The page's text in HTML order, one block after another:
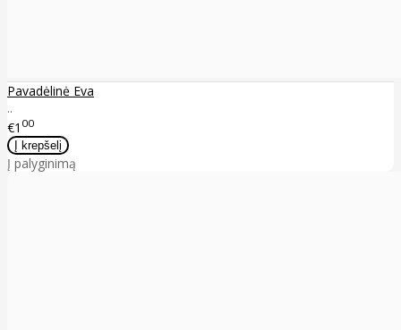
Pavadėlinė Eva
..
€1 00
Į palyginimą